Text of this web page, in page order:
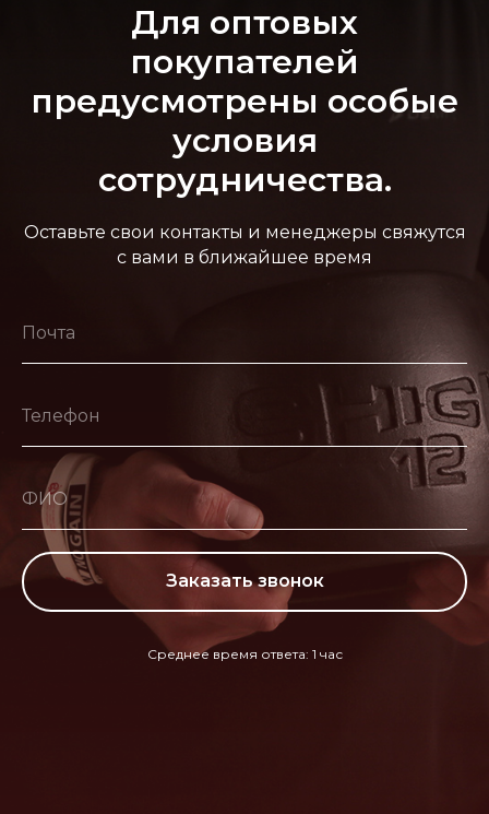
Для оптовых
покупателей
предусмотрены особые
условия
сотрудничества.
Оставьте свои контакты и менеджеры свяжутся
с вами в ближайшее время
Почта
Телефон
ФИО
Заказать звонок
Среднее время ответа: 1 час